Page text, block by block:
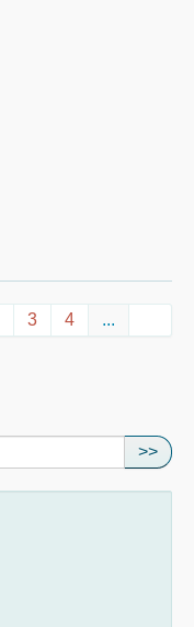
3 4 ...
>>